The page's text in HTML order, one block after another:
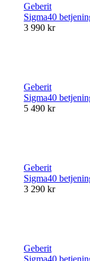
Geberit
Sigma40
3 990 kr
Geberit
Sigma40
5 490 kr
Geberit
Sigma40
3 290 kr
Geberit
Sigma40